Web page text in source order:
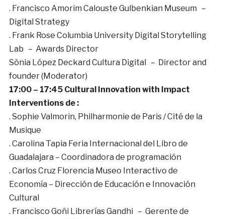
. Francisco Amorim Calouste Gulbenkian Museum –
Digital Strategy
. Frank Rose Columbia University Digital Storytelling
Lab – Awards Director
Sònia López Deckard Cultura Digital – Director and
founder (Moderator)
17:00 – 17:45 Cultural Innovation with Impact
Interventions de :
. Sophie Valmorin, Philharmonie de Paris / Cité de la
Musique
. Carolina Tapia Feria Internacional del Libro de
Guadalajara – Coordinadora de programación
. Carlos Cruz Florencia Museo Interactivo de
Economía – Dirección de Educación e Innovación
Cultural
. Francisco Goñi Librerías Gandhi – Gerente de